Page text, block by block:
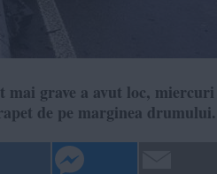
grave a avut loc, miercuri
de pe marginea drumului.